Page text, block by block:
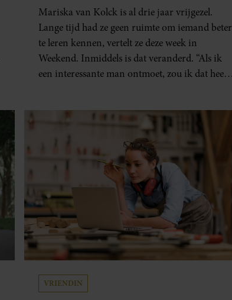
Mariska van Kolck is al drie jaar vrijgezel.
Lange tijd had ze geen ruimte om iemand beter
te leren kennen, vertelt ze deze week in
Weekend. Inmiddels is dat veranderd. “Als ik
een interessante man ontmoet, zou ik dat heel
VRIENDIN